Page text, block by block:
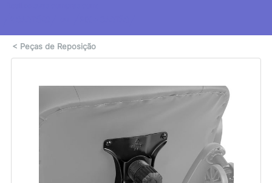
< Peças de Reposição